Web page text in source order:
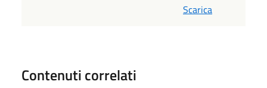
Scarica
Contenuti correlati